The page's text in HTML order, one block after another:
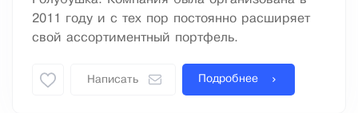
2011 году и с тех пор постоянно расширяет
свой ассортиментный портфель.
Написать Подробнее